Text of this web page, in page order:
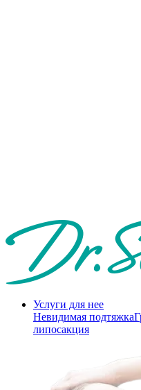
Услуги для нее
Невидимая подтяжка
липосакция